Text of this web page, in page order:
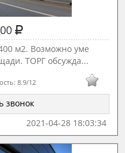
м2. Возможно уме
ТОРГ обсужда...
8.9/12
звонок
2021-04-28 18:03:34